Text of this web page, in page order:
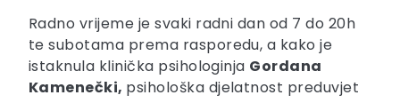
Radno vrijeme je svaki radni dan od 7 do 20h
te subotama prema rasporedu, a kako je
istaknula klinička psihologinja Gordana
Kamenečki, psihološka djelatnost preduvjet